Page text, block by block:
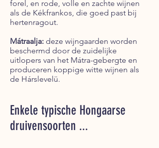
forel, en rode, volle en zachte wijnen
als de Kékfrankos, die goed past bij
hertenragout.
Mátraalja: deze wijngaarden worden
beschermd door de zuidelijke
uitlopers van het Mátra-gebergte en
produceren koppige witte wijnen als
de Hárslevelü.
Enkele typische Hongaarse
druivensoorten ...